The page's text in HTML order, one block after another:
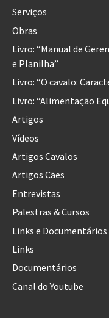
Serviços
Obras
Livro: “Manual de
e Planilha”
Livro: “O cavalo:
Livro: “Alimentação
Artigos
Vídeos
Artigos Cavalos
Artigos Cães
Entrevistas
Palestras & Cursos
Links e Documentários
Links
Documentários
Canal do Youtube